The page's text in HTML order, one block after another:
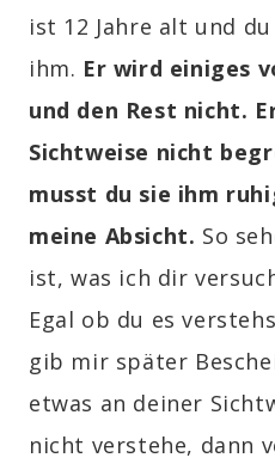
ist 12 Jahre alt und
ihm. Er wird einiges
und den Rest nicht.
Sichtweise nicht
musst du sie ihm
meine Absicht. So
ist, was ich dir
Egal ob du es
gib mir später
etwas an deiner
nicht verstehe, dann